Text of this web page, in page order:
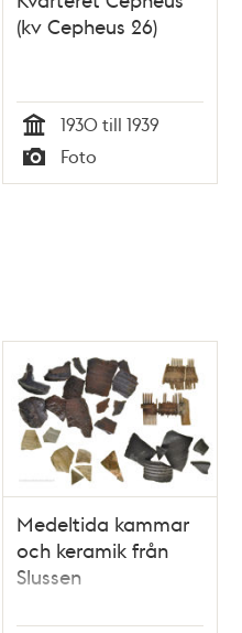
(kv Cepheus 26)
Tid
1930 till 1939
Typ
Foto
Medeltida kammar
och keramik från
Slussen